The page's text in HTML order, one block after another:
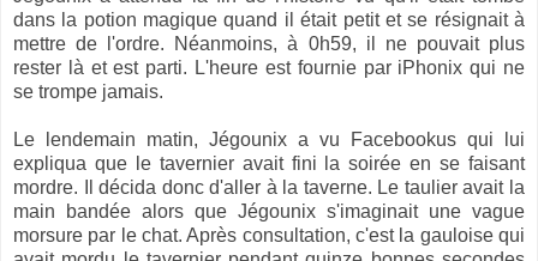
dans la potion magique quand il était petit et se résignait à
mettre de l'ordre. Néanmoins, à 0h59, il ne pouvait plus
rester là et est parti. L'heure est fournie par iPhonix qui ne
se trompe jamais.
Le lendemain matin, Jégounix a vu Facebookus qui lui
expliqua que le tavernier avait fini la soirée en se faisant
mordre. Il décida donc d'aller à la taverne. Le taulier avait la
main bandée alors que Jégounix s'imaginait une vague
morsure par le chat. Après consultation, c'est la gauloise qui